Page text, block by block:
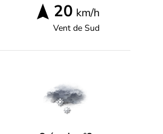
20 km/h
Vent deSud